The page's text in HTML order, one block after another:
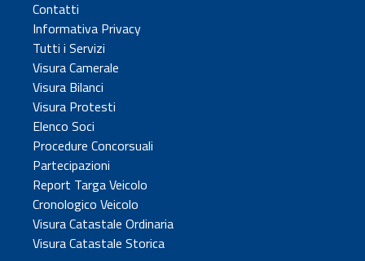
Contatti
Informativa Privacy
Tutti i Servizi
Visura Camerale
Visura Bilanci
Visura Protesti
Elenco Soci
Procedure Concorsuali
Partecipazioni
Report Targa Veicolo
Cronologico Veicolo
Visura Catastale Ordinaria
Visura Catastale Storica